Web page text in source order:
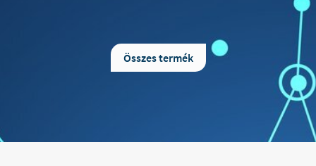
ellazításában, hozzájárul az ízületek
mozgástartományának növeléséhez,
segít megelőzni a sportsérüléseket,
szöveteket is eléri. Rendszeres otthoni és/vagy edzőtermi használata elsősorban sportolók számára ajánlott intenzív testmozgást követően kb. 15-20 percben, majd további heti 1x1 óra időtartamban. Méret: 33 * 14 cm
A kis helyigényű
használhatjuk erősítő,
stretching és pilates
gerinc különböző
ergonómikus
vagy akár relaxációhoz is
Kifejezetten ajánljuk
mellizom, belső comb- és
erősítéséhez. Egyedi
erősíti a medence- és a
Használata javítja az
Összes termék